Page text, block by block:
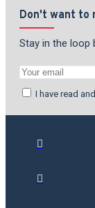
Don't want to
Stay in the loop
I have read